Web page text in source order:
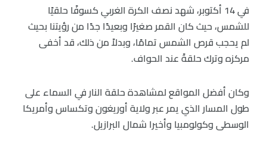
في 14 أكتوبر، شهد نصف الكرة الغربي كسوفًا حلقيًا
للشمس، حيث كان القمر صغيرًا وبعيدًا جدًا من رؤيتنا بحيث
لم يحجب قرص الشمس تمامًا، وبدلاً من ذلك، قد أخفى
مركزه وترك حلقةً عند الحواف.
وكان أفضل المواقع لمشاهدة حلقة النار في السماء على
طول المسار الذي يمر عبر ولاية أوريغون وتكساس وأمريكا
الوسطى وكولومبيا وأخيرا شمال البرازيل.